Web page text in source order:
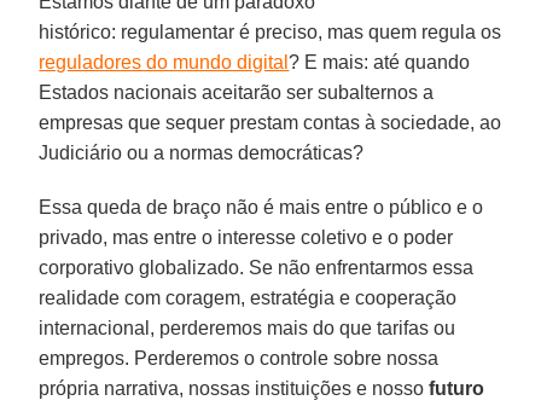
histórico: regulamentar é preciso, mas quem regula os
reguladores do mundo digital? E mais: até quando
Estados nacionais aceitarão ser subalternos a
empresas que sequer prestam contas à sociedade, ao
Judiciário ou a normas democráticas?
Essa queda de braço não é mais entre o público e o
privado, mas entre o interesse coletivo e o poder
corporativo globalizado. Se não enfrentarmos essa
realidade com coragem, estratégia e cooperação
internacional, perderemos mais do que tarifas ou
empregos. Perderemos o controle sobre nossa
própria narrativa, nossas instituições e nosso futuro